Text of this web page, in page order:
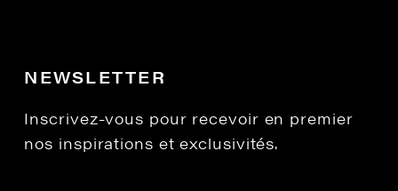
NEWSLETTER
Inscrivez-vous pour recevoir en premier
nos inspirations et exclusivités.